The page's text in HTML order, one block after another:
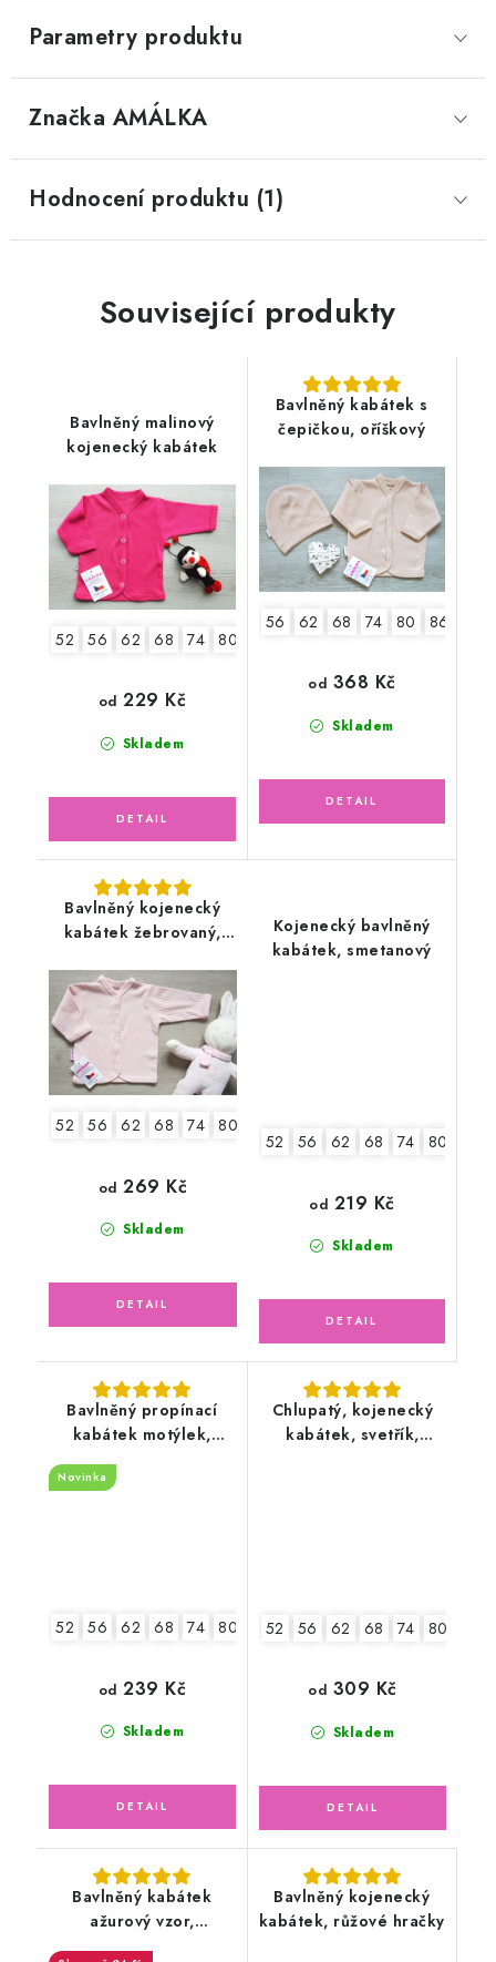
Parametry produktu
Značka AMÁLKA
Hodnocení produktu (1)
Související produkty
Bavlněný malinový
kojenecký kabátek
52 56 62 68 74 80
Skladem
od 229 Kč
Bavlněný kabátek s
čepičkou, oříškový
56 62 68 74 80 86
Skladem
od 368 Kč
Bavlněný kojenecký
kabátek žebrovaný,
52 56 62 68 74 80
Skladem
od 269 Kč
Kojenecký bavlněný
kabátek, smetanový
52 56 62 68 74 80
Skladem
od 219 Kč
Bavlněný propínací
kabátek motýlek,
světle lososový
Novinka
52 56 62 68 74 80
Skladem
od 239 Kč
Chlupatý, kojenecký
kabátek, svetřík,
52 56 62 68 74 80
Skladem
od 309 Kč
Bavlněný kabátek
ažurový vzor,
Bavlněný kojenecký
kabátek, růžové hračky